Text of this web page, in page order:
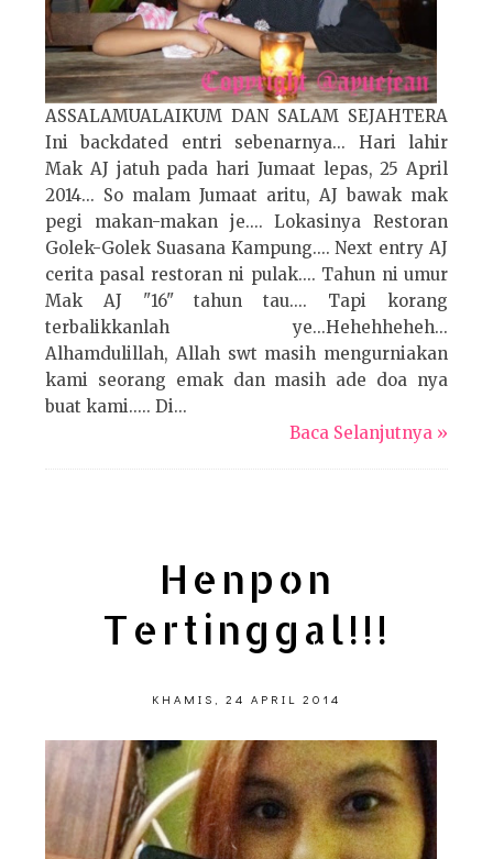
ASSALAMUALAIKUM DAN SALAM SEJAHTERA
Ini backdated entri sebenarnya... Hari lahir
Mak AJ jatuh pada hari Jumaat lepas, 25 April
2014... So malam Jumaat aritu, AJ bawak mak
pegi makan-makan je.... Lokasinya Restoran
Golek-Golek Suasana Kampung.... Next entry AJ
cerita pasal restoran ni pulak.... Tahun ni umur
Mak AJ "16" tahun tau.... Tapi korang
terbalikkanlah ye...Hehehheheh...
Alhamdulillah, Allah swt masih mengurniakan
kami seorang emak dan masih ade doa nya
buat kami..... Di...
Baca Selanjutnya »
Henpon
Tertinggal!!!
KHAMIS, 24 APRIL 2014